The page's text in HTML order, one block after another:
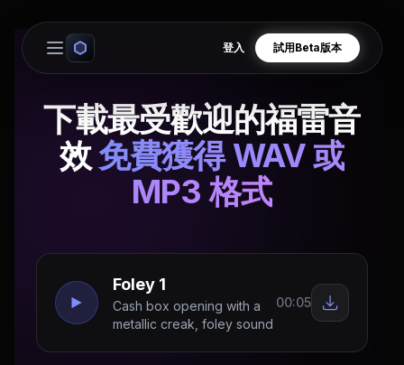
Open main menu
登入 試用Beta版本
下載最受歡迎的福雷音
效免費獲得 WAV 或
MP3 格式
Foley 1
Cash box opening with a
metallic creak, foley sound
00:05